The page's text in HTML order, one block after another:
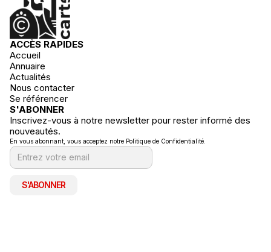
ACCÈS RAPIDES
Accueil
Annuaire
Actualités
Nous contacter
Se référencer
S'ABONNER
Inscrivez-vous à notre newsletter pour rester informé des
nouveautés.
En vous abonnant, vous acceptez notre Politique de Confidentialité.